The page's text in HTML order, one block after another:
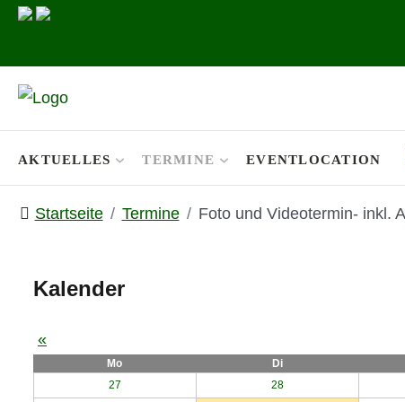
AKTUELLES TERMINE EVENTLOCATION
Startseite Termine Foto und Videotermin- inkl.
Kalender
«
Mo Di
27
28